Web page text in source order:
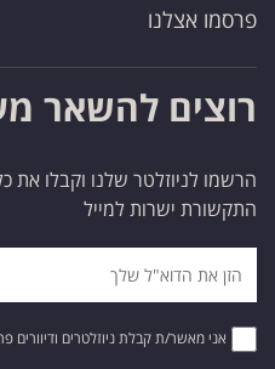
פרסמו אצלנו
רוצים להשאר
הרשמו לניוזלטר שלנו וקבלו את
התקשורת ישרות למייל
אני מאשר/ת קבלת ניוזלטרים ודיוורים